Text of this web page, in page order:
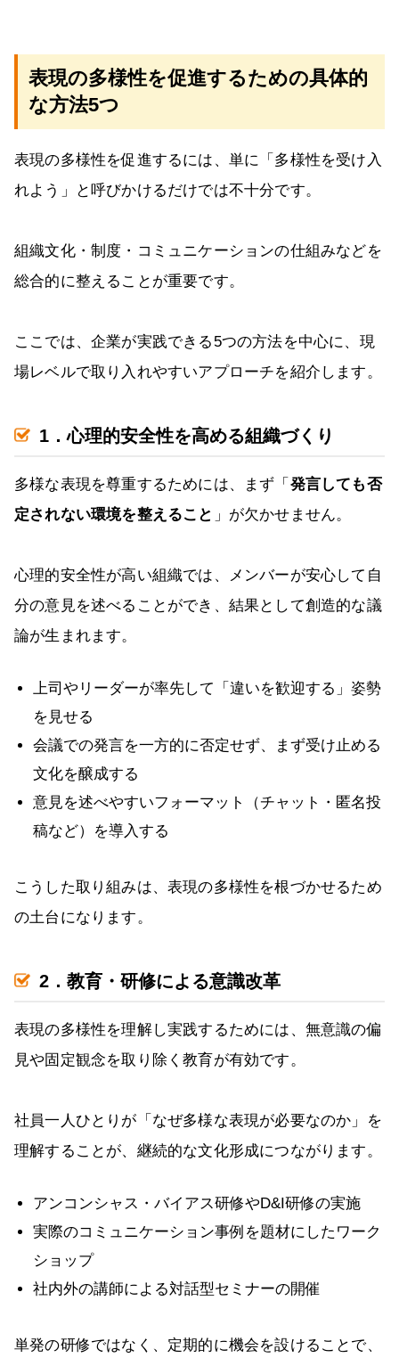
表現の多様性を促進するための具体的
な方法5つ
表現の多様性を促進するには、単に「多様性を受け入
れよう」と呼びかけるだけでは不十分です。
組織文化・制度・コミュニケーションの仕組みなどを
総合的に整えることが重要です。
ここでは、企業が実践できる5つの方法を中心に、現
場レベルで取り入れやすいアプローチを紹介します。
1．心理的安全性を高める組織づくり
多様な表現を尊重するためには、まず「 発言しても否
定されない環境を整えること 」が欠かせません。
心理的安全性が高い組織では、メンバーが安心して自
分の意見を述べることができ、結果として創造的な議
論が生まれます。
上司やリーダーが率先して「違いを歓迎する」姿勢
を見せる
会議での発言を一方的に否定せず、まず受け止める
文化を醸成する
意見を述べやすいフォーマット（チャット・匿名投
稿など）を導入する
こうした取り組みは、表現の多様性を根づかせるため
の土台になります。
2．教育・研修による意識改革
表現の多様性を理解し実践するためには、無意識の偏
見や固定観念を取り除く教育が有効です。
社員一人ひとりが「なぜ多様な表現が必要なのか」を
理解することが、継続的な文化形成につながります。
アンコンシャス・バイアス研修やD&I研修の実施
実際のコミュニケーション事例を題材にしたワーク
ショップ
社内外の講師による対話型セミナーの開催
単発の研修ではなく、定期的に機会を設けることで、